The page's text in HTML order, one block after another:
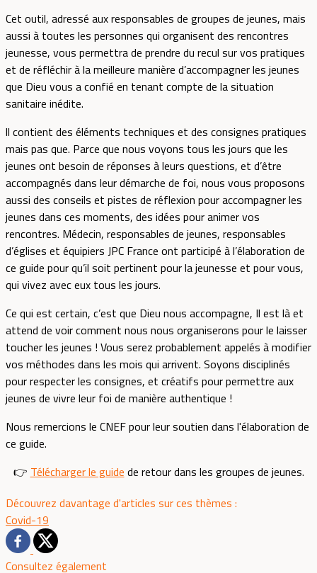
Cet outil, adressé aux responsables de groupes de jeunes, mais
aussi à toutes les personnes qui organisent des rencontres
jeunesse, vous permettra de prendre du recul sur vos pratiques
et de réfléchir à la meilleure manière d’accompagner les jeunes
que Dieu vous a confié en tenant compte de la situation
sanitaire inédite.
ll contient des éléments techniques et des consignes pratiques
mais pas que. Parce que nous voyons tous les jours que les
jeunes ont besoin de réponses à leurs questions, et d’être
accompagnés dans leur démarche de foi, nous vous proposons
aussi des conseils et pistes de réflexion pour accompagner les
jeunes dans ces moments, des idées pour animer vos
rencontres. Médecin, responsables de jeunes, responsables
d’églises et équipiers JPC France ont participé à l’élaboration de
ce guide pour qu’il soit pertinent pour la jeunesse et pour vous,
qui vivez avec eux tous les jours.
Ce qui est certain, c’est que Dieu nous accompagne, Il est là et
attend de voir comment nous nous organiserons pour le laisser
toucher les jeunes ! Vous serez probablement appelés à modifier
vos méthodes dans les mois qui arrivent. Soyons disciplinés
pour respecter les consignes, et créatifs pour permettre aux
jeunes de vivre leur foi de manière authentique !
Nous remercions le CNEF pour leur soutien dans l'élaboration de
ce guide.
👉 Télécharger le guide de retour dans les groupes de jeunes.
Découvrez davantage d'articles sur ces thèmes :
Covid-19
Consultez également